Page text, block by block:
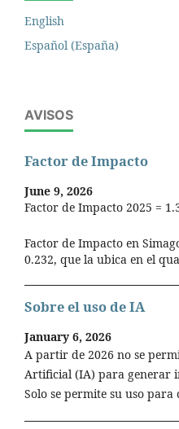
English
Español (España)
AVISOS
Factor de Impacto
June 9, 2026
Factor de Impacto 2025 =
Factor de Impacto en
0.232, que la ubica en el
Sobre el uso de IA
January 6, 2026
A partir de 2026 no se
Artificial (IA) para generar
Solo se permite su uso para